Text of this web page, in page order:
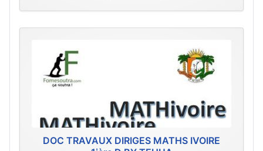
DOC TRAVAUX DIRIGES MATHS IVOIRE